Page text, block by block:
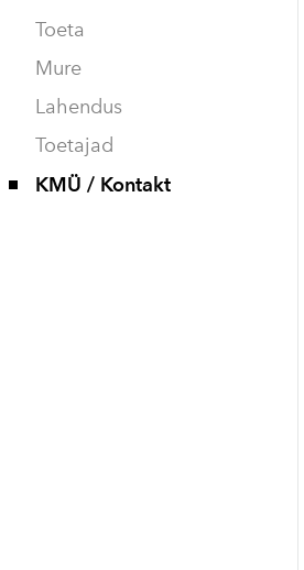
Toeta
Mure
Lahendus
Toetajad
KMÜ / Kontakt